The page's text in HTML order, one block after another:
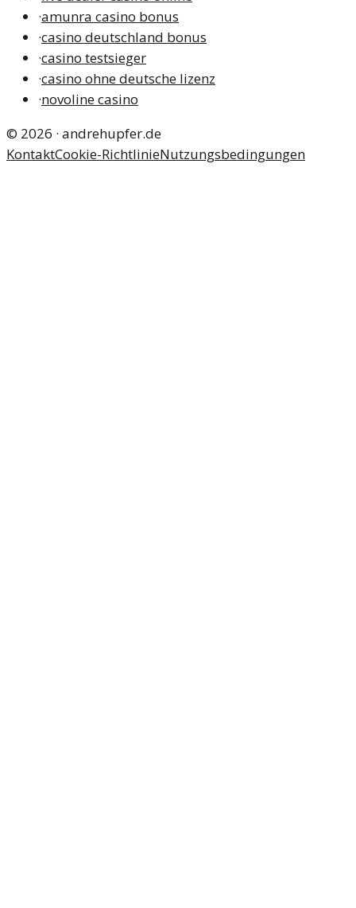
·amunra casino bonus
·casino deutschland bonus
·casino testsieger
·casino ohne deutsche lizenz
·novoline casino
© 2026 · andrehupfer.de
KontaktCookie-RichtlinieNutzungsbedingungen